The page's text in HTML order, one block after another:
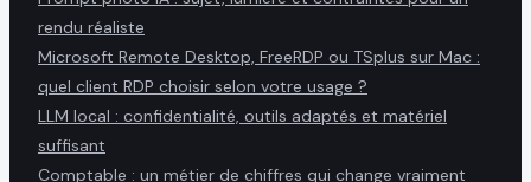
rendu réaliste
Microsoft Remote Desktop, FreeRDP ou TSplus sur Mac :
quel client RDP choisir selon votre usage ?
LLM local : confidentialité, outils adaptés et matériel
suffisant
Comptable : un métier de chiffres qui change vraiment